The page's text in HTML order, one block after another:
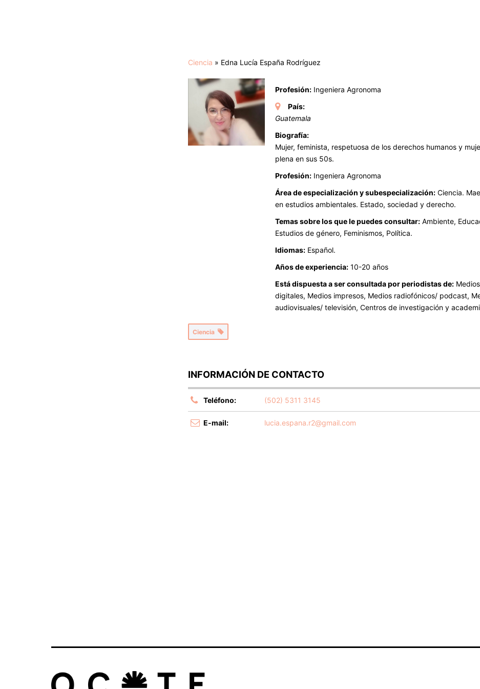
Ciencia » Edna Lucía España Rodríguez
Profesión: Ingeniera Agronoma
País:
Guatemala
Biografía:
Mujer, feminista, respetuosa de los derechos humanos y
plena en sus 50s.
Profesión: Ingeniera Agronoma
Área de especialización y subespecialización: Ciencia.
en estudios ambientales. Estado, sociedad y derecho.
Temas sobre los que le puedes consultar: Ambiente,
Estudios de género, Feminismos, Política.
Idiomas: Español.
Años de experiencia: 10-20 años
Está dispuesta a ser consultada por periodistas de: Medios
digitales, Medios impresos, Medios radiofónicos/ podcast,
audiovisuales/ televisión, Centros de investigación y
Ciencia
INFORMACIÓN DE CONTACTO
Teléfono: (502) 5311 3145
E-mail: lucia.espana.r2@gmail.com